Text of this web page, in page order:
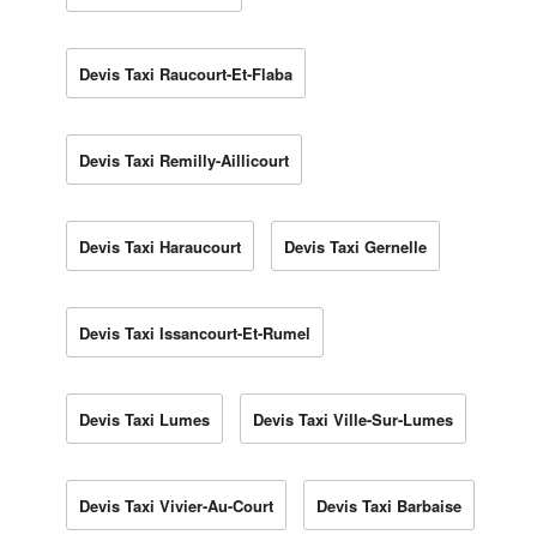
Devis Taxi Raucourt-Et-Flaba
Devis Taxi Remilly-Aillicourt
Devis Taxi Haraucourt Devis Taxi Gernelle
Devis Taxi Issancourt-Et-Rumel
Devis Taxi Lumes Devis Taxi Ville-Sur-Lumes
Devis Taxi Vivier-Au-Court Devis Taxi Barbaise